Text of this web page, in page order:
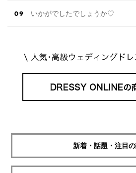
いかがでしたでしょうか♡
新着・話題・注目